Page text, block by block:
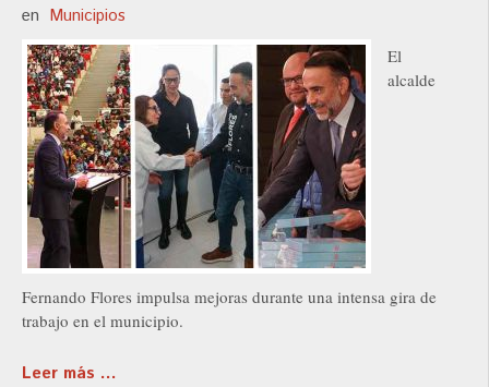
en Municipios
El
alcalde
Fernando Flores impulsa mejoras durante una intensa gira de
trabajo en el municipio.
Leer más ...